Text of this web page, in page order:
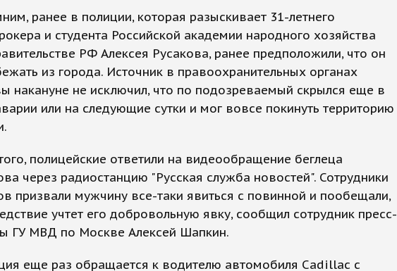
ранее в полиции, которая разыскивает 31-летнего
и студента Российской академии народного хозяйства
РФ Алексея Русакова, ранее предположили, что он
из города. Источник в правоохранительных органах
накануне не исключил, что по подозреваемый скрылся еще в
или на следующие сутки и мог вовсе покинуть территорию
полицейские ответили на видеообращение беглеца
через радиостанцию "Русская служба новостей". Сотрудники
призвали мужчину все-таки явиться с повинной и пообещали,
учтет его добровольную явку, сообщил сотрудник пресс-
ГУ МВД по Москве Алексей Шапкин.
еще раз обращается к водителю автомобиля Cadillac с